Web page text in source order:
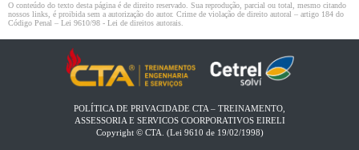
O conteúdo do texto desta página é de direito reservado. Sua reprodução, parcial ou total, mesmo citando
nossos links, é proibida sem a autorização do autor. Crime de violação de direito autoral – artigo 184 do
Código Penal – Lei 9610/98 - Lei de direitos autorais
POLÍTICA DE PRIVACIDADE CTA – TREINAMENTO,
ASSESSORIA E SERVICOS COORPORATIVOS EIRELI​
Copyright © CTA. (Lei 9610 de 19/02/1998)